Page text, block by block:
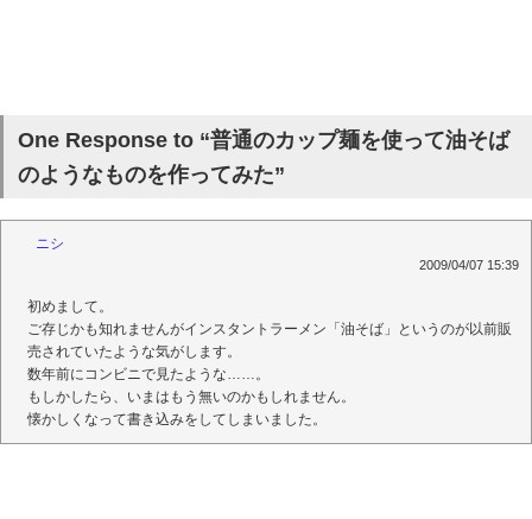
One Response to “普通のカップ麺を使って油そば
のようなものを作ってみた”
ニシ
2009/04/07 15:39
初めまして。
ご存じかも知れませんがインスタントラーメン「油そば」というのが以前販
売されていたような気がします。
数年前にコンビニで見たような……。
もしかしたら、いまはもう無いのかもしれません。
懐かしくなって書き込みをしてしまいました。